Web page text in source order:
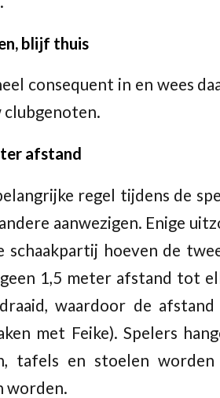
blijf thuis
consequent in en wees
clubgenoten.
afstand
regel tijdens de
aanwezigen. Enige
schaakpartij hoeven de
1,5 meter afstand tot
waardoor de
met Feike). Spelers
tafels en stoelen
worden.